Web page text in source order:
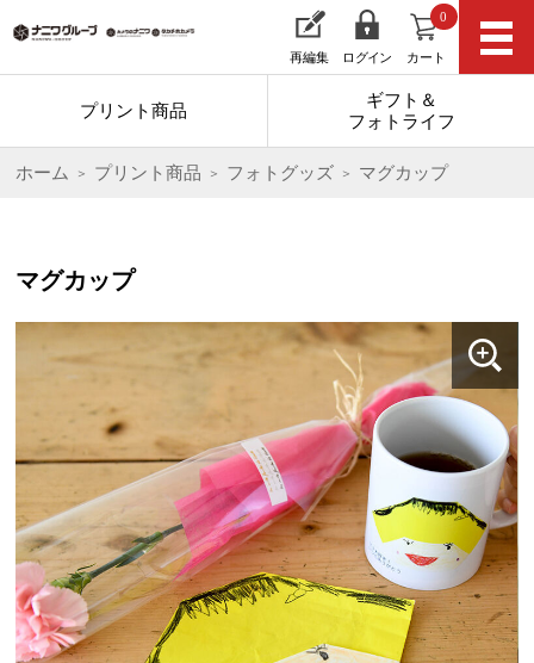
再編集 ログイン カート
0
プリント商品
ギフト＆
フォトライフ
ホーム プリント商品 フォトグッズ マグカップ
マグカップ